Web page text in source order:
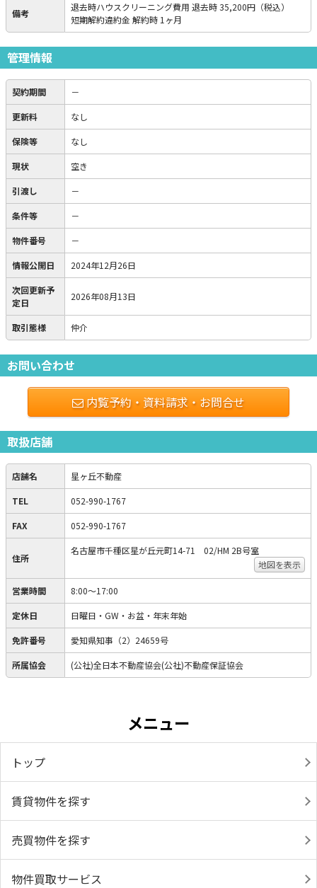
備考
退去時ハウスクリーニング費用 退去時 35,200円（税込）
短期解約違約金 解約時 1ヶ月
管理情報
契約期間 －
更新料 なし
保険等 なし
現状 空き
引渡し －
条件等 －
物件番号 －
情報公開日 2024年12月26日
次回更新予
定日
2026年08月13日
取引態様 仲介
お問い合わせ
内覧予約・資料請求・お問合せ
取扱店舗
店舗名 星ヶ丘不動産
TEL 052-990-1767
FAX 052-990-1767
住所
名古屋市千種区星が丘元町14-71 02/HM 2B号室
地図を表示
営業時間 8:00～17:00
定休日 日曜日・GW・お盆・年末年始
免許番号 愛知県知事（2）24659号
所属協会 (公社)全日本不動産協会(公社)不動産保証協会
メニュー
トップ
賃貸物件を探す
売買物件を探す
物件買取サービス